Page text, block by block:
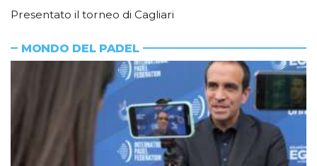
Presentato il torneo di Cagliari
MONDO DEL PADEL